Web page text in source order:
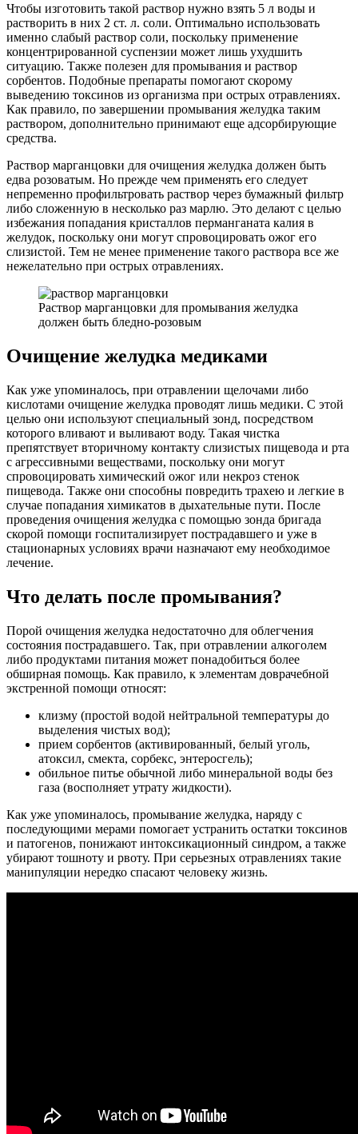
Чтобы изготовить такой раствор нужно взять 5 л воды и
растворить в них 2 ст. л. соли. Оптимально использовать
именно слабый раствор соли, поскольку применение
концентрированной суспензии может лишь ухудшить
ситуацию. Также полезен для промывания и раствор
сорбентов. Подобные препараты помогают скорому
выведению токсинов из организма при острых отравлениях.
Как правило, по завершении промывания желудка таким
раствором, дополнительно принимают еще адсорбирующие
средства.
Раствор марганцовки для очищения желудка должен быть
едва розоватым. Но прежде чем применять его следует
непременно профильтровать раствор через бумажный фильтр
либо сложенную в несколько раз марлю. Это делают с целью
избежания попадания кристаллов перманганата калия в
желудок, поскольку они могут спровоцировать ожог его
слизистой. Тем не менее применение такого раствора все же
нежелательно при острых отравлениях.
Раствор марганцовки для промывания желудка
должен быть бледно-розовым
Очищение желудка медиками
Как уже упоминалось, при отравлении щелочами либо
кислотами очищение желудка проводят лишь медики. С этой
целью они используют специальный зонд, посредством
которого вливают и выливают воду. Такая чистка
препятствует вторичному контакту слизистых пищевода и рта
с агрессивными веществами, поскольку они могут
спровоцировать химический ожог или некроз стенок
пищевода. Также они способны повредить трахею и легкие в
случае попадания химикатов в дыхательные пути. После
проведения очищения желудка с помощью зонда бригада
скорой помощи госпитализирует пострадавшего и уже в
стационарных условиях врачи назначают ему необходимое
лечение.
Что делать после промывания?
Порой очищения желудка недостаточно для облегчения
состояния пострадавшего. Так, при отравлении алкоголем
либо продуктами питания может понадобиться более
обширная помощь. Как правило, к элементам доврачебной
экстренной помощи относят:
клизму (простой водой нейтральной температуры до
выделения чистых вод);
прием сорбентов (активированный, белый уголь,
атоксил, смекта, сорбекс, энтеросгель);
обильное питье обычной либо минеральной воды без
газа (восполняет утрату жидкости).
Как уже упоминалось, промывание желудка, наряду с
последующими мерами помогает устранить остатки токсинов
и патогенов, понижают интоксикационный синдром, а также
убирают тошноту и рвоту. При серьезных отравлениях такие
манипуляции нередко спасают человеку жизнь.